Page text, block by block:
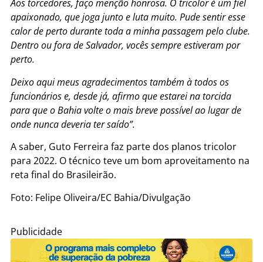
Aos torcedores, faço menção honrosa. O tricolor é um fiel
apaixonado, que joga junto e luta muito. Pude sentir esse
calor de perto durante toda a minha passagem pelo clube.
Dentro ou fora de Salvador, vocês sempre estiveram por
perto.
Deixo aqui meus agradecimentos também à todos os
funcionários e, desde já, afirmo que estarei na torcida
para que o Bahia volte o mais breve possível ao lugar de
onde nunca deveria ter saído”.
A saber, Guto Ferreira faz parte dos planos tricolor
para 2022. O técnico teve um bom aproveitamento na
reta final do Brasileirão.
Foto: Felipe Oliveira/EC Bahia/Divulgação
Publicidade